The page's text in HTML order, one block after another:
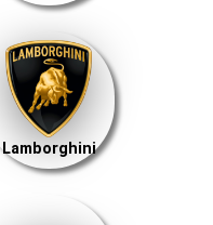
Lamborghini